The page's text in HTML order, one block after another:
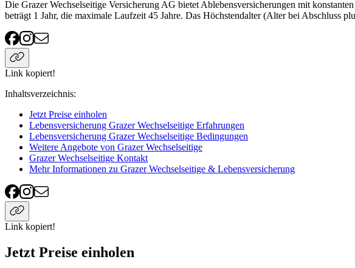
Die Grazer Wechselseitige Versicherung AG bietet Ablebensversicherungen mit
beträgt 1 Jahr, die maximale Laufzeit 45 Jahre. Das Höchstendalter (Alter bei Abschluss
Link kopiert!
Inhaltsverzeichnis:
Jetzt Preise einholen
Lebensversicherung Grazer Wechselseitige Erfahrungen
Lebensversicherung Grazer Wechselseitige Bedingungen
Weitere Angebote von Grazer Wechselseitige
Grazer Wechselseitige Kontakt
Mehr Informationen zu Grazer Wechselseitige & Lebensversicherung
Link kopiert!
Jetzt Preise einholen